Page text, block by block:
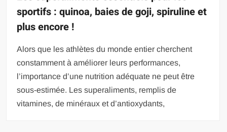
sportifs : quinoa, baies de goji, spiruline et
plus encore !
Alors que les athlètes du monde entier cherchent
constamment à améliorer leurs performances,
l’importance d’une nutrition adéquate ne peut être
sous-estimée. Les superaliments, remplis de
vitamines, de minéraux et d’antioxydants,